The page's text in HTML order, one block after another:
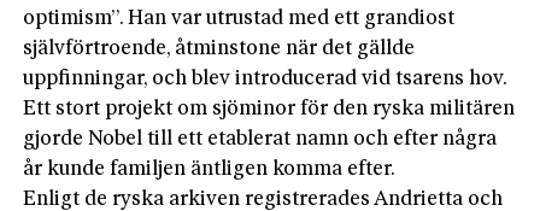
optimism”. Han var utrustad med ett grandiost
självförtroende, åtminstone när det gällde
uppfinningar, och blev introducerad vid tsarens hov.
Ett stort projekt om sjöminor för den ryska militären
gjorde Nobel till ett etablerat namn och efter några
år kunde familjen äntligen komma efter.
Enligt de ryska arkiven registrerades Andrietta och